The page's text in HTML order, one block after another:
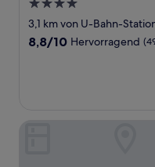
4.0-
Sterne-
Unterkunft
3,1 km von U-Bahn-
8.8
8,8/10 Hervorragend